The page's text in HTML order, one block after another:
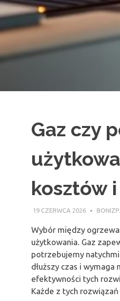
Gaz czy
kosztów
19 CZERWCA 2026
Wybór między
użytkowania. Gaz
potrzebujemy
dłuższy czas i
efektywności tych
Każde z tych